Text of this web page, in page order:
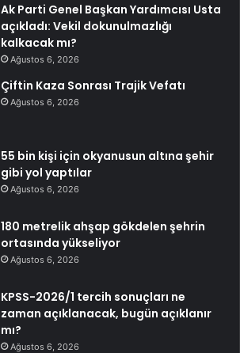
Ak Parti Genel Başkan Yardımcısı Usta
açıkladı: Vekil dokunulmazlığı
kalkacak mı?
Ağustos 6, 2026
Çiftin Kaza Sonrası Trajik Vefatı
Ağustos 6, 2026
55 bin kişi için okyanusun altına şehir
gibi yol yaptılar
Ağustos 6, 2026
180 metrelik ahşap gökdelen şehrin
ortasında yükseliyor
Ağustos 6, 2026
KPSS-2026/1 tercih sonuçları ne
zaman açıklanacak, bugün açıklanır
mı?
Ağustos 6, 2026